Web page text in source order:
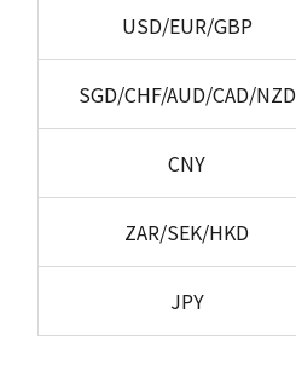
USD/EUR/GBP
SGD/CHF/AUD/CAD/NZD
CNY
ZAR/SEK/HKD
JPY